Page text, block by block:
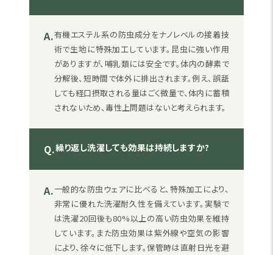
A.有機エステル系の防虫成分をナノレベルの接着技
術で生地に特殊加工しています。昆虫に強い作用
がありますが、哺乳類には安全です。体内の酵素で
分解後、短時間で体外に排出されます。例え、誤舐
しても経口摂取される量はごく微量で、体内に蓄積
されないため、毒性上問題はないと考えられます。
Q.繰り返し洗濯しても効果は持続しますか?
A.一般的な防虫ウェアに比べると、特殊加工により、
非常に優れた洗濯耐久性を備えています。実験で
は洗濯20回後も80%以上の高い防虫効果を維持
しています。また防虫効果は紫外線や空気の影響
により、徐々に低下します。保管時は直射日光を避